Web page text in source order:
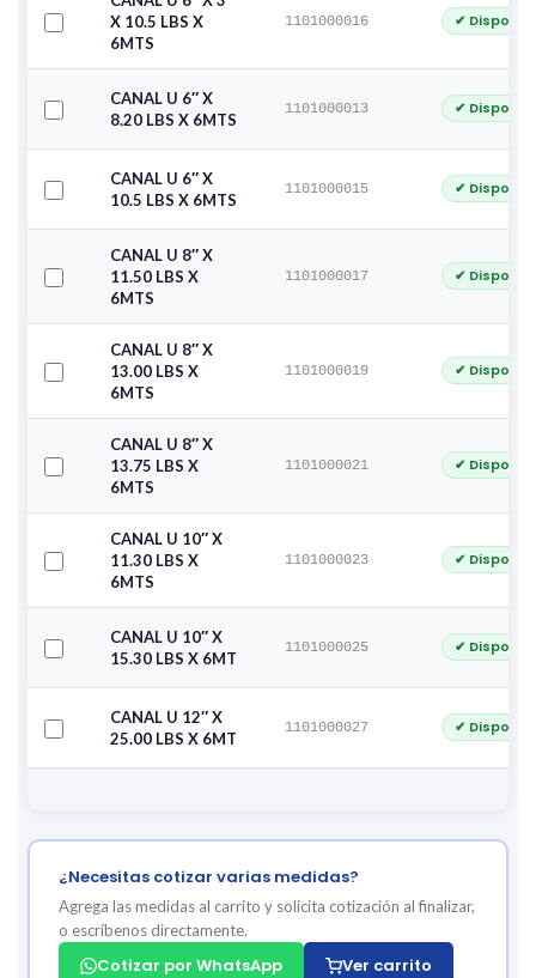
X 10.5 LBS X
6MTS
1101000016 ✔
CANAL U 6″ X
8.20 LBS X 6MTS
1101000013 ✔
CANAL U 6″ X
10.5 LBS X 6MTS
1101000015 ✔
CANAL U 8″ X
11.50 LBS X
6MTS
1101000017 ✔
CANAL U 8″ X
13.00 LBS X
6MTS
1101000019 ✔
CANAL U 8″ X
13.75 LBS X
6MTS
1101000021 ✔
CANAL U 10″ X
11.30 LBS X
6MTS
1101000023 ✔
CANAL U 10″ X
15.30 LBS X 6MT
1101000025 ✔
CANAL U 12″ X
25.00 LBS X 6MT
1101000027 ✔
¿Necesitas cotizar varias medidas?
Agrega las medidas al carrito y solicita cotización al finalizar,
o escríbenos directamente.
Cotizar por WhatsApp Ver carrito